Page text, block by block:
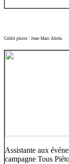
Crédit photo : Jean-Marc Abela
Assistante aux
campagne Tous